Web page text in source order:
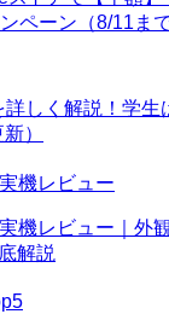
ペーン（8/11まで
詳しく解説！学生
）
機レビュー｜外
解説